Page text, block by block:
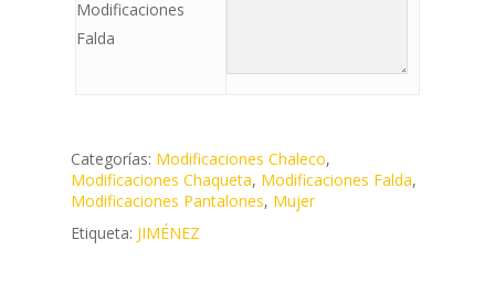
Modificaciones
Falda
Categorías: Modificaciones Chaleco,
Modificaciones Chaqueta, Modificaciones Falda,
Modificaciones Pantalones, Mujer
Etiqueta: JIMÉNEZ